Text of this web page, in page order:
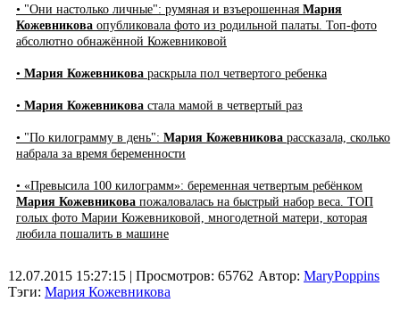
• "Они настолько личные": румяная и взъерошенная Мария
Кожевникова опубликовала фото из родильной палаты. Топ-фото
абсолютно обнажённой Кожевниковой
• Мария Кожевникова раскрыла пол четвертого ребенка
• Мария Кожевникова стала мамой в четвертый раз
• "По килограмму в день": Мария Кожевникова рассказала, сколько
набрала за время беременности
• «Превысила 100 килограмм»: беременная четвертым ребёнком
Мария Кожевникова пожаловалась на быстрый набор веса. ТОП
голых фото Марии Кожевниковой, многодетной матери, которая
любила пошалить в машине
12.07.2015 15:27:15 | Просмотров: 65762
Тэги: Мария Кожевникова
Автор: MaryPoppins